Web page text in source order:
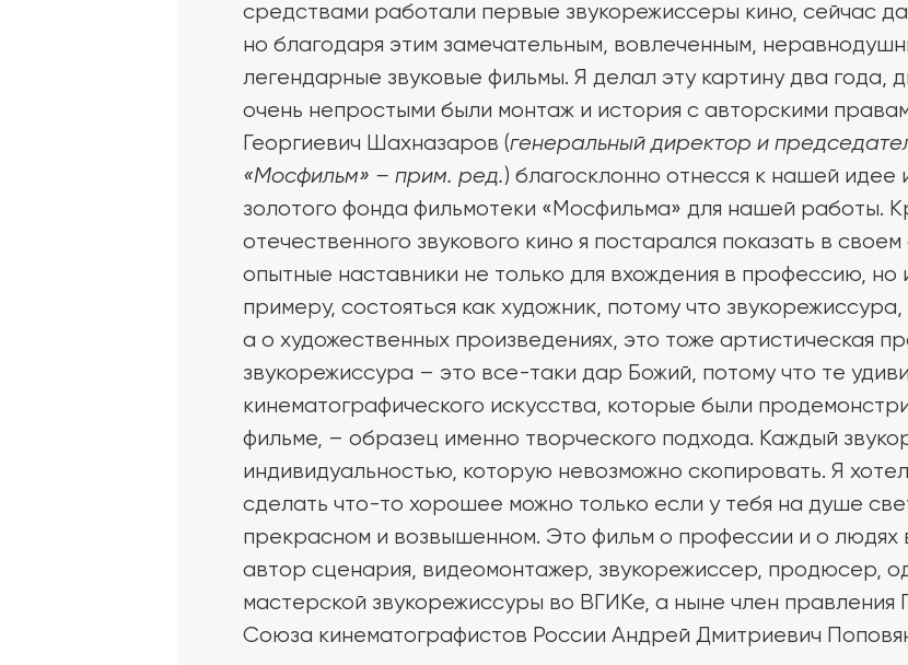
средствами работали первые звукорежиссеры кино, сейчас
но благодаря этим замечательным, вовлеченным,
легендарные звуковые фильмы. Я делал эту картину два года,
очень непростыми были монтаж и история с авторскими
Георгиевич Шахназаров (генеральный директор и
«Мосфильм» – прим. ред.) благосклонно отнесся к нашей
золотого фонда фильмотеки «Мосфильма» для нашей работы.
отечественного звукового кино я постарался показать в
опытные наставники не только для вхождения в профессию, но
примеру, состояться как художник, потому что
а о художественных произведениях, это тоже артистическая
звукорежиссура – это все-таки дар Божий, потому что те
кинематографического искусства, которые были
фильме, – образец именно творческого подхода. Каждый
индивидуальностью, которую невозможно скопировать. Я
сделать что-то хорошее можно только если у тебя на душе
прекрасном и возвышенном. Это фильм о профессии и о людях
автор сценария, видеомонтажер, звукорежиссер, продюсер,
мастерской звукорежиссуры во ВГИКе, а ныне член правления
Союза кинематографистов России Андрей Дмитриевич